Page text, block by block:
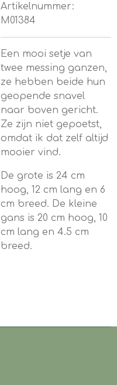
Artikelnummer:
M01384
Een mooi setje van
twee messing ganzen,
ze hebben beide hun
geopende snavel
naar boven gericht.
Ze zijn niet gepoetst,
omdat ik dat zelf altijd
mooier vind.
De grote is 24 cm
hoog, 12 cm lang en 6
cm breed. De kleine
gans is 20 cm hoog, 10
cm lang en 4.5 cm
breed.